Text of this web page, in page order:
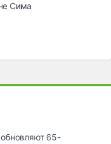
Сима
65-